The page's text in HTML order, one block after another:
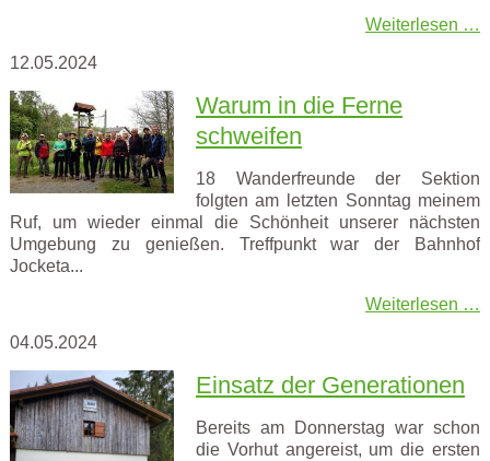
Weiterlesen …
12.05.2024
Warum in die Ferne
schweifen
18 Wanderfreunde der Sektion
folgten am letzten Sonntag meinem
Ruf, um wieder einmal die Schönheit unserer nächsten
Umgebung zu genießen. Treffpunkt war der Bahnhof
Jocketa...
Weiterlesen …
04.05.2024
Einsatz der Generationen
Bereits am Donnerstag war schon
die Vorhut angereist, um die ersten